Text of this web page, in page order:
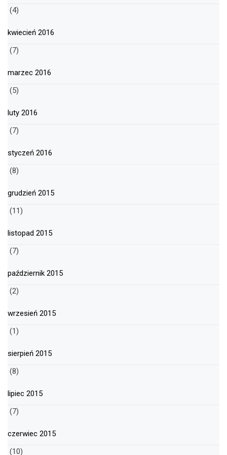
(4)
kwiecień 2016
(7)
marzec 2016
(5)
luty 2016
(7)
styczeń 2016
(8)
grudzień 2015
(11)
listopad 2015
(7)
październik 2015
(2)
wrzesień 2015
(1)
sierpień 2015
(8)
lipiec 2015
(7)
czerwiec 2015
(10)